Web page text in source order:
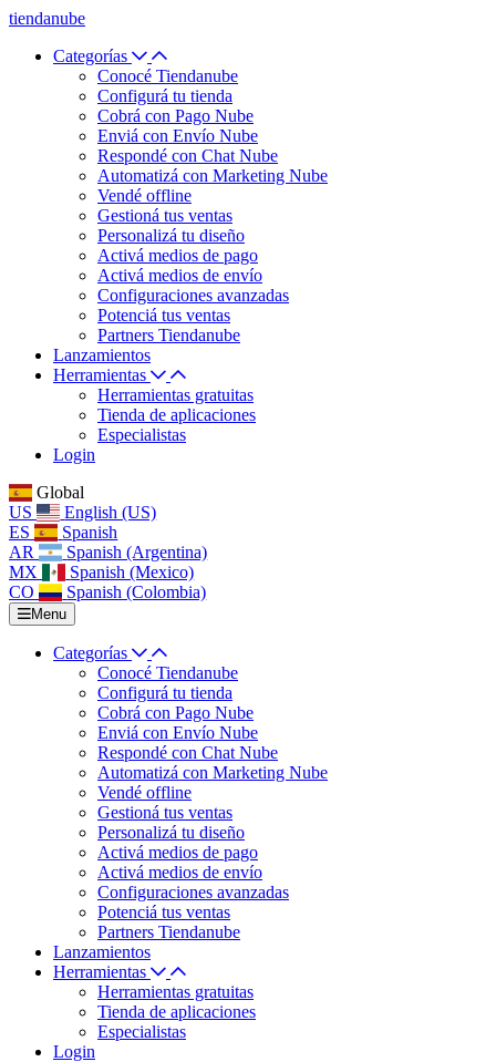
tiendanube
Categorías
Conocé Tiendanube
Configurá tu tienda
Cobrá con Pago Nube
Enviá con Envío Nube
Respondé con Chat Nube
Automatizá con Marketing Nube
Vendé offline
Gestioná tus ventas
Personalizá tu diseño
Activá medios de pago
Activá medios de envío
Configuraciones avanzadas
Potenciá tus ventas
Partners Tiendanube
Lanzamientos
Herramientas
Herramientas gratuitas
Tienda de aplicaciones
Especialistas
Login
Global
US
English (US)
ES
Spanish
AR
Spanish (Argentina)
MX
Spanish (Mexico)
CO
Spanish (Colombia)
Menu
Categorías
Conocé Tiendanube
Configurá tu tienda
Cobrá con Pago Nube
Enviá con Envío Nube
Respondé con Chat Nube
Automatizá con Marketing Nube
Vendé offline
Gestioná tus ventas
Personalizá tu diseño
Activá medios de pago
Activá medios de envío
Configuraciones avanzadas
Potenciá tus ventas
Partners Tiendanube
Lanzamientos
Herramientas
Herramientas gratuitas
Tienda de aplicaciones
Especialistas
Login